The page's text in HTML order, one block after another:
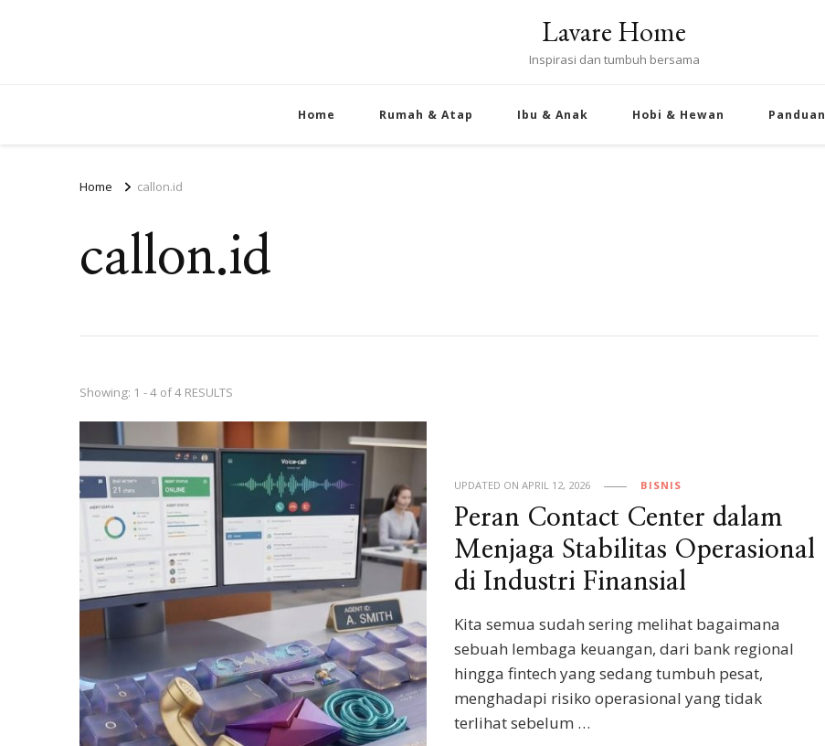
Lavare Home
Inspirasi dan tumbuh bersama
Home Rumah & Atap Ibu & Anak Hobi & Hewan Panduan
Home callon.id
callon.id
Showing: 1 - 4 of 4 RESULTS
UPDATED ONAPRIL 12, 2026 BISNIS
Peran Contact Center dalam
Menjaga Stabilitas Operasional
di Industri Finansial
Kita semua sudah sering melihat bagaimana
sebuah lembaga keuangan, dari bank regional
hingga fintech yang sedang tumbuh pesat,
menghadapi risiko operasional yang tidak
terlihat sebelum …